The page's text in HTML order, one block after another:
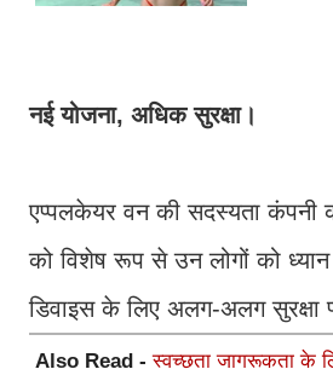
नई योजना, अधिक सुरक्षा।
एप्पलकेयर वन की सदस्यता कंपनी
को विशेष रूप से उन लोगों को
डिवाइस के लिए अलग-अलग
Also Read -स्वच्छता जागरूकता के